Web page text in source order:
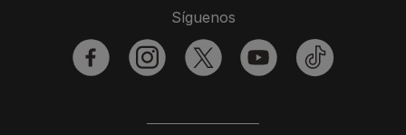
Síguenos
facebookinstagramtwitter youtubetiktok